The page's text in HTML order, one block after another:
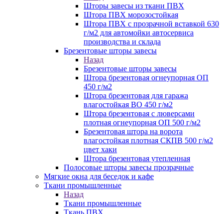
Шторы завесы из ткани ПВХ
Штора ПВХ морозостойкая
Штора ПВХ с прозрачной вставкой 630
г/м2 для автомойки автосервиса
производства и склада
Брезентовые шторы завесы
Назад
Брезентовые шторы завесы
Штора брезентовая огнеупорная ОП
450 г/м2
Штора брезентовая для гаража
влагостойкая ВО 450 г/м2
Штора брезентовая с люверсами
плотная огнеупорная ОП 500 г/м2
Брезентовая штора на ворота
влагостойкая плотная СКПВ 500 г/м2
цвет хаки
Штора брезентовая утепленная
Полосовые шторы завесы прозрачные
Мягкие окна для беседок и кафе
Ткани промышленные
Назад
Ткани промышленные
Ткань ПВХ